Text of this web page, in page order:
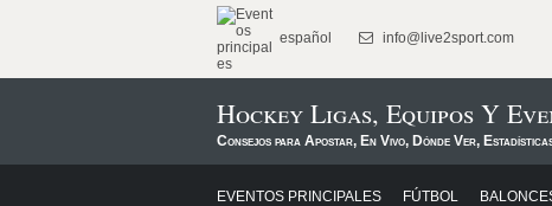
español info@live2sport.com
Hockey Ligas, Equipos Y
Consejos para Apostar, En Vivo, Dónde Ver,
EVENTOS PRINCIPALES FÚTBOL